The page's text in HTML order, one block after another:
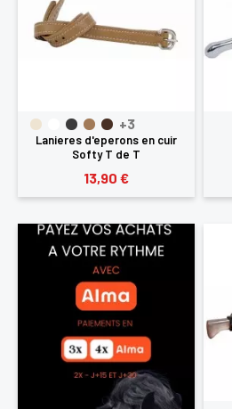
+3
Lanieres d'eperons en cuir
Softy T de T
13,90 €